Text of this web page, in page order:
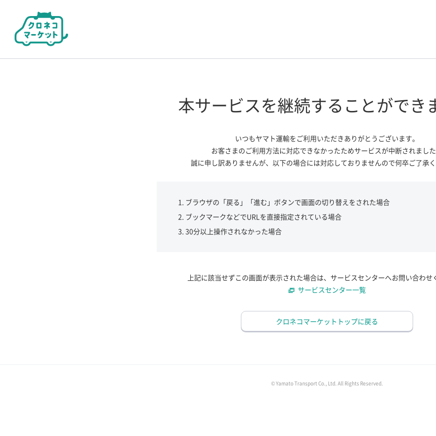
本サービスを継続する ことができ
いつもヤマト運輸をご利用いただきありがとうございます。
お客さまのご利用方法に対応できなかったためサービスが中断されました
誠に申し訳ありませんが、 以下の場合には対応しておりませんので何卒ご了承く
ブラウザの「戻る」「進む」ボタンで画面の切り替えをされた場合
ブックマークなどでURLを直接指定されている場合
30分以上操作されなかった場合
上記に該当せずこの画面が表示された場合は、サービスセンターへお問い合わせ
サービスセンター一覧
クロネコマーケットトップに戻る
© Yamato Transport Co., Ltd. All Rights Reserved.